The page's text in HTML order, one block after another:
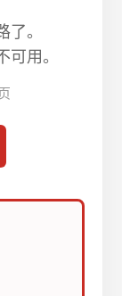
。
用。